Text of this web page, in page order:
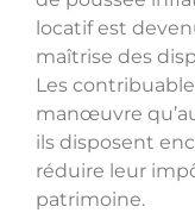
locatif est
maîtrise des
Les
manœuvre
ils disposent
réduire leur
patrimoine.